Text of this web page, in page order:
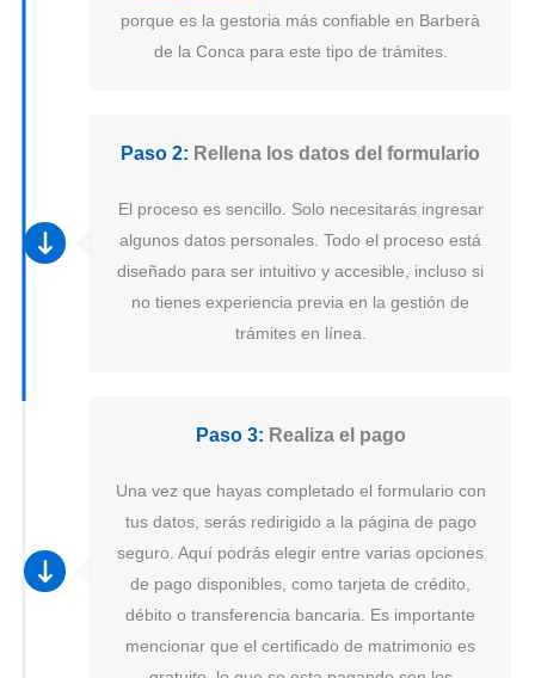
porque es la gestoria más confiable en Barberà
de la Conca para este tipo de trámites.
Paso 2: Rellena los datos del formulario
El proceso es sencillo. Solo necesitarás ingresar
algunos datos personales. Todo el proceso está
diseñado para ser intuitivo y accesible, incluso si
no tienes experiencia previa en la gestión de
trámites en línea.
Paso 3: Realiza el pago
Una vez que hayas completado el formulario con
tus datos, serás redirigido a la página de pago
seguro. Aquí podrás elegir entre varias opciones
de pago disponibles, como tarjeta de crédito,
débito o transferencia bancaria. Es importante
mencionar que el certificado de matrimonio es